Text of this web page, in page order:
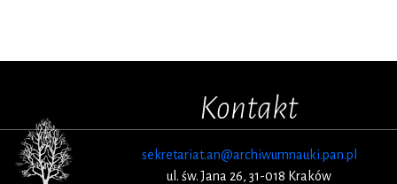
Kontakt
sekretariat.an@archiwumnauki.pan.pl
ul. św. Jana 26, 31-018 Kraków